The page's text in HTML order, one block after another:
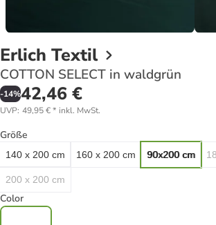
Erlich Textil
COTTON SELECT in waldgrün
-14%42,46 €
UVP: 49,95 €* inkl. MwSt.
Größe
140 x 200 cm 160 x 200 cm 90x200 cm
200 x 200 cm
Color